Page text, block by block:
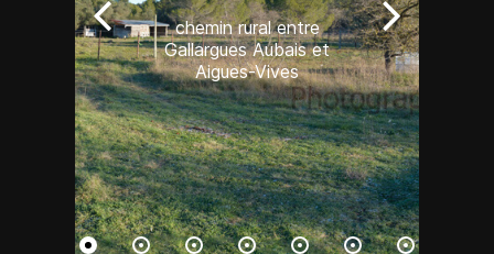
chemin rural entre
Gallargues Aubais et
Aigues-Vives